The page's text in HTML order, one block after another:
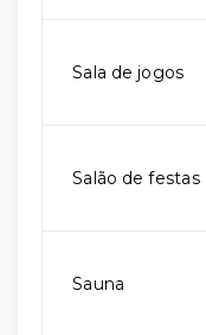
Sala de jogos
Salão de festas
Sauna